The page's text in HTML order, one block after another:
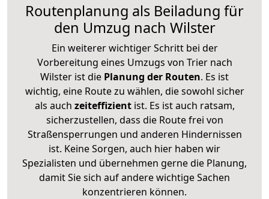
Routenplanung als Beiladung für
den Umzug nach Wilster
Ein weiterer wichtiger Schritt bei der
Vorbereitung eines Umzugs von Trier nach
Wilster ist die Planung der Routen. Es ist
wichtig, eine Route zu wählen, die sowohl sicher
als auch zeiteffizientist. Es ist auch ratsam,
sicherzustellen, dass die Route frei von
Straßensperrungen und anderen Hindernissen
ist. Keine Sorgen, auch hier haben wir
Spezialisten und übernehmen gerne die Planung,
damit Sie sich auf andere wichtige Sachen
konzentrieren können.